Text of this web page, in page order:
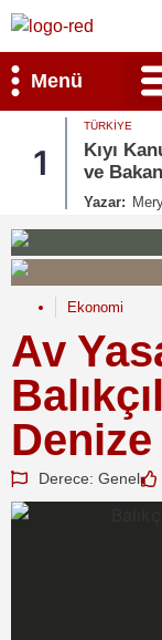
Menü
1
TÜRKIYE
Kıyı
ve
Yazar:
Ekonomi
Av
Denize
Derece: Genel